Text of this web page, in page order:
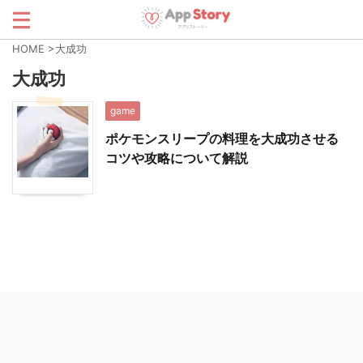
HOME >大成功
大成功
game
ポケモンスリープの料理を大成功させる
コツや攻略について解説